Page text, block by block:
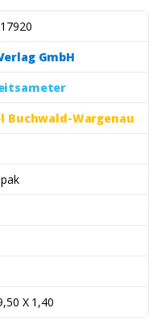
GmbH
Buchwald-Wargenau
X 1,40